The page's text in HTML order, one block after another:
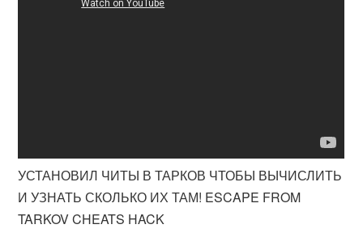
УСТАНОВИЛ ЧИТЫ В ТАРКОВ ЧТОБЫ ВЫЧИСЛИТЬ
И УЗНАТЬ СКОЛЬКО ИХ ТАМ! ESCAPE FROM
TARKOV CHEATS HACK